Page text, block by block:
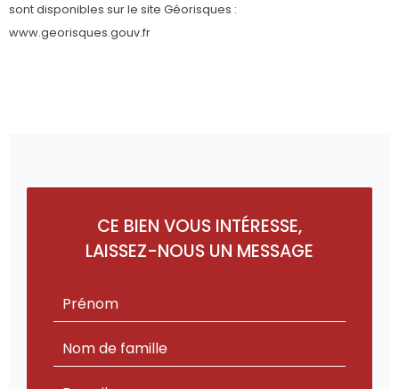
sont disponibles sur le site Géorisques :
www.georisques.gouv.fr
CE BIEN VOUS INTÉRESSE,
LAISSEZ-NOUS UN MESSAGE